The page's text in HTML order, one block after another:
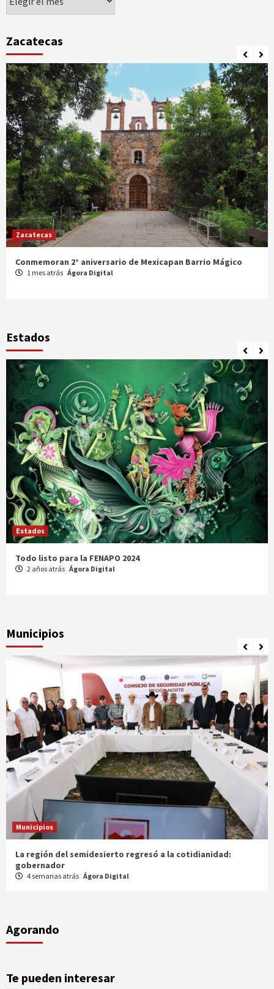
Zacatecas
Zacatecas
Celebran XX Cabalgata Toma de Zacatecas
1 mes atrás Ágora Digital
Estados
Estados
Comparte Cecytez estrategias para mejora académica en
Tamaulipas
Municipios
Municipios
Entrega gobernador a productores 100 mdp en semilla
1 mes atrás
Agorando
Te pueden interesar